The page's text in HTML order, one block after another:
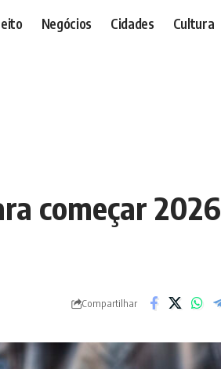
Negócios Cidades Cultura
começar 2026
Compartilhar